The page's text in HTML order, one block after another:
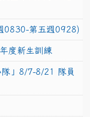
0830-第五週0928)
度新生訓練
」8/7-8/21 隊員